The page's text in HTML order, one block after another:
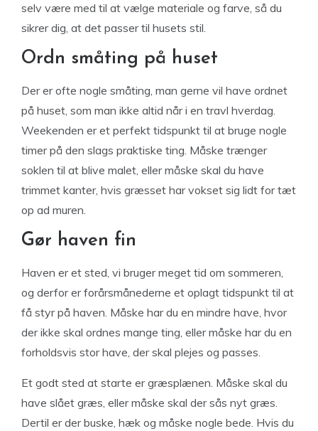
selv være med til at vælge materiale og farve, så du
sikrer dig, at det passer til husets stil.
Ordn småting på huset
Der er ofte nogle småting, man gerne vil have ordnet
på huset, som man ikke altid når i en travl hverdag.
Weekenden er et perfekt tidspunkt til at bruge nogle
timer på den slags praktiske ting. Måske trænger
soklen til at blive malet, eller måske skal du have
trimmet kanter, hvis græsset har vokset sig lidt for tæt
op ad muren.
Gør haven fin
Haven er et sted, vi bruger meget tid om sommeren,
og derfor er forårsmånederne et oplagt tidspunkt til at
få styr på haven. Måske har du en mindre have, hvor
der ikke skal ordnes mange ting, eller måske har du en
forholdsvis stor have, der skal plejes og passes.
Et godt sted at starte er græsplænen. Måske skal du
have slået græs, eller måske skal der sås nyt græs.
Dertil er der buske, hæk og måske nogle bede. Hvis du